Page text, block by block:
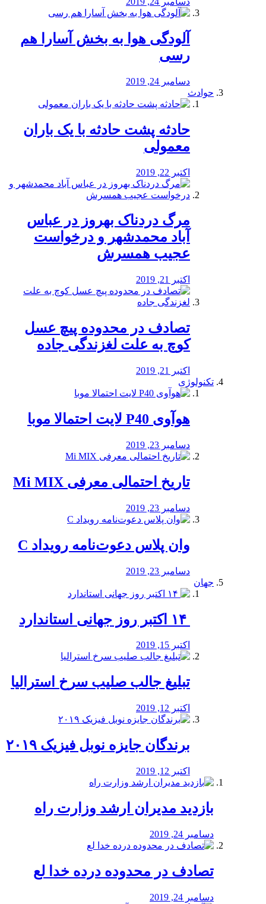
آلودگی هوا به بخش آسارا هم
رسی
دسامبر 24, 2019
حوادث
️حادثه پشت حادثه با یک باران
معمولی
اکتبر 22, 2019
مرگ دردناک بهروز در عباس
آباد محمدشهر و درخواست
عجیب همسرش
اکتبر 21, 2019
تصادف در محدوده پیچ عسل
کوچ به علت لغزندگی جاده
اکتبر 21, 2019
تکنولوژی
هوآوی P40 لایت احتمالا موبا
دسامبر 23, 2019
تاریخ احتمالی معرفی Mi MIX
دسامبر 23, 2019
وان پلاس دعوت‌نامه رویداد C
دسامبر 23, 2019
جهان
اکتبر 15, 2019
تبلیغ جالب صلیب سرخ استرالیا
اکتبر 12, 2019
برندگان جایزه نوبل فیزیک ۲۰۱۹
اکتبر 12, 2019
بازدید مدیران ارشد وزارت راه
دسامبر 24, 2019
تصادف در محدوده درده خدا لع
دسامبر 24, 2019